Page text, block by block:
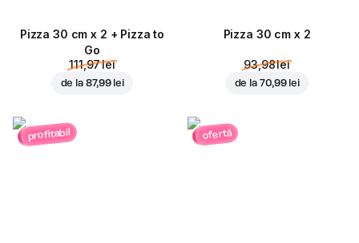
Pizza 30 cm x 2 + Pizza to
Go
111,97 lei
de la 87,99 lei
Pizza 30 cm x 2
93,98 lei
de la 70,99 lei
profitabil ofertă